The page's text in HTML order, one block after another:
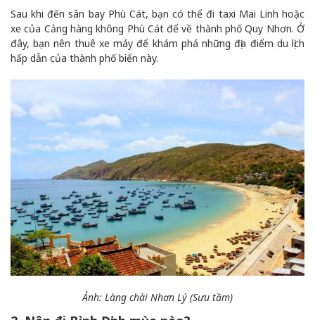
Sau khi đến sân bay Phù Cát, bạn có thể đi taxi Mai Linh hoặc
xe của Cảng hàng không Phù Cát để về thành phố Quy Nhơn. Ở
đây, bạn nên thuê xe máy để khám phá những địa điểm du lịch
hấp dẫn của thành phố biển này.
Ảnh: Làng chài Nhơn Lý (Sưu tầm)